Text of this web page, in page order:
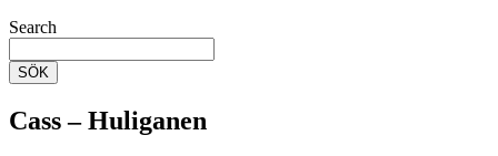
Search
SÖK
Cass – Huliganen